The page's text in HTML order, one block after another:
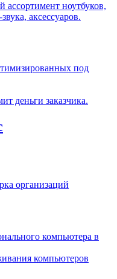
ноутбуков,
аксессуаров.
под
деньги заказчика.
организаций
компьютера в
компьютеров